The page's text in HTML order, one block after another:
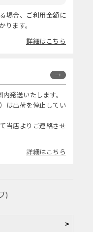
場合、ご利用金額に
ます。
詳細はこちら
発送いたします。
は出荷を停止してい
当店よりご連絡させ
詳細はこちら
)
>